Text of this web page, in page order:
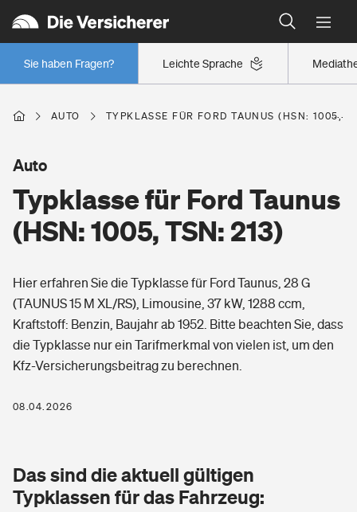
Leichte Sprache
Sie haben Fragen?
Wer versichert was: Jetzt Versicherer finden
Regionalklassen: So ist Ihre Region eingestuft
Wer versichert was: Jetzt Versicherer finden
Berufsunfähigkeitsversicherung
Erwerbsunfähigkeitsversicherung
Grundfähigkeitsversicherung
Arbeitsrechtsschutz
Berufshaftpflichtversicherung
Zur Übersicht
Tools
Wohnen
Elementarversicherung
Glasversicherung
Freizeit
Pri­vate Haft­pflicht­
Kinderunfall­ver­si­che­rung
Gesundheit
Private Krankenversicherung
Dread-Disease-Versicherung
AUTO TYPKLASSE FÜR FORD TAUNUS (HSN: 1005,
Typklasse für Ford Taunus
(HSN: 1005, TSN: 213)
Auto
Hier erfahren Sie die Typklasse für Ford Taunus, 28 G
(TAUNUS 15 M XL/RS), Limousine, 37 kW, 1288 ccm,
Kraftstoff: Benzin, Baujahr ab 1952. Bitte beachten Sie, dass
die Typklasse nur ein Tarifmerkmal von vielen ist, um den
Kfz-Versicherungsbeitrag zu berechnen.
08.04.2026
Das sind die aktuell gültigen
Typklassen für das Fahrzeug: